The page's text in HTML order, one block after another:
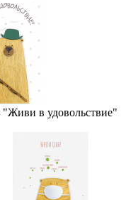
в удовольствие"